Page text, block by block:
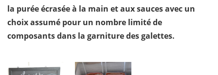
la purée écrasée à la main et aux sauces avec un
choix assumé pour un nombre limité de
composants dans la garniture des galettes.